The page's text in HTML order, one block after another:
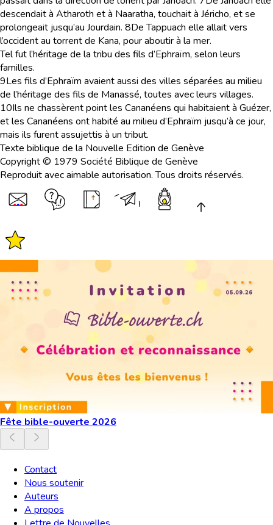
descendait à Atharoth et à Naaratha, touchait à Jéricho, et se
prolongeait jusqu’au Jourdain. 8De Tappuach elle allait vers
l’occident au torrent de Kana, pour aboutir à la mer.
Tel fut l’héritage de la tribu des fils d’Ephraïm, selon leurs
familles.
9Les fils d’Ephraïm avaient aussi des villes séparées au milieu
de l’héritage des fils de Manassé, toutes avec leurs villages.
10Ils ne chassèrent point les Cananéens qui habitaient à Guézer,
et les Cananéens ont habité au milieu d’Ephraïm jusqu’à ce jour,
mais ils furent assujettis à un tribut.
Texte biblique de la Nouvelle Edition de Genève
Copyright © 1979 Société Biblique de Genève
Reproduit avec aimable autorisation. Tous droits réservés.
Fête bible-ouverte 2026
Contact
Nous soutenir
Auteurs
A propos